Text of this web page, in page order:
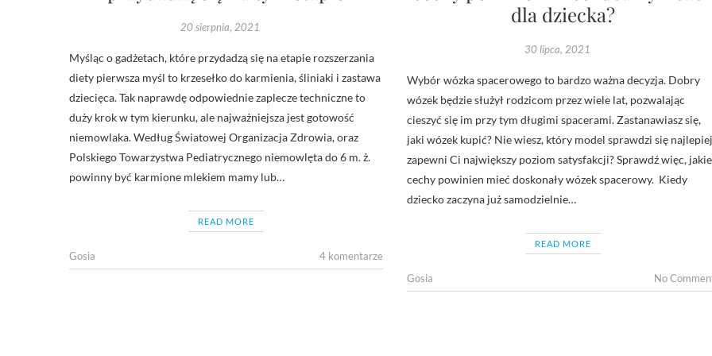
20 sierpnia, 2021
Myśląc o gadżetach, które przydadzą się na etapie rozszerzania
diety pierwsza myśl to krzesełko do karmienia, śliniaki i zastawa
dziecięca. Tak naprawdę odpowiednie zaplecze techniczne to
duży krok w tym kierunku, ale najważniejsza jest gotowość
niemowlaka. Według Światowej Organizacja Zdrowia, oraz
Polskiego Towarzystwa Pediatrycznego niemowlęta do 6 m. ż.
powinny być karmione mlekiem mamy lub…
READ MORE
Gosia 4 komentarze
dla dziecka?
30 lipca, 2021
Wybór wózka spacerowego to bardzo ważna decyzja. Dobry
wózek będzie służył rodzicom przez wiele lat, pozwalając
cieszyć się im przy tym długimi spacerami. Zastanawiasz się,
jaki wózek kupić? Nie wiesz, który model sprawdzi się
zapewni Ci największy poziom satysfakcji? Sprawdź więc, jakie
cechy powinien mieć doskonały wózek spacerowy. Kiedy
dziecko zaczyna już samodzielnie…
READ MORE
Gosia No